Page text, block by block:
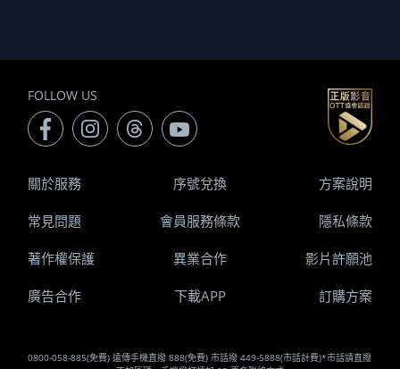
FOLLOW US
0800-058-885(免費) 遠傳手機直撥 888(免費) 市話撥 449-5888(市話計費)*市話請直撥
關於服務 序號兌換 方案說明
常見問題 會員服務條款 隱私條款
著作權保護 異業合作 影片許願池
廣告合作 下載APP 訂購方案